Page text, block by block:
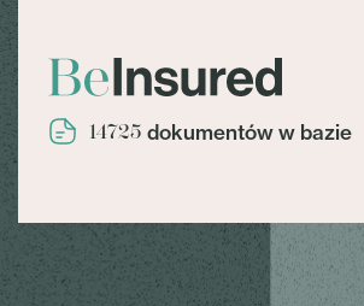
14725 dokumentów w bazie